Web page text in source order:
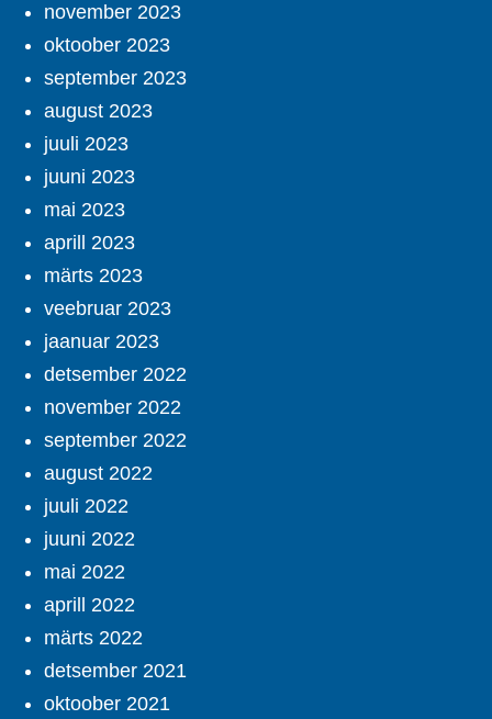
november 2023
oktoober 2023
september 2023
august 2023
juuli 2023
juuni 2023
mai 2023
aprill 2023
märts 2023
veebruar 2023
jaanuar 2023
detsember 2022
november 2022
september 2022
august 2022
juuli 2022
juuni 2022
mai 2022
aprill 2022
märts 2022
detsember 2021
oktoober 2021